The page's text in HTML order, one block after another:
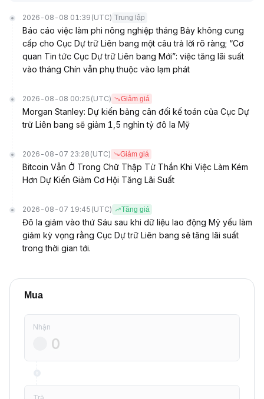
2026-08-08 01:39 (UTC) Trung lập
Báo cáo việc làm phi nông nghiệp tháng Bảy không cung
cấp cho Cục Dự trữ Liên bang một câu trả lời rõ ràng; “Cơ
quan Tin tức Cục Dự trữ Liên bang Mới”: việc tăng lãi suất
vào tháng Chín vẫn phụ thuộc vào lạm phát
2026-08-08 00:25 (UTC) Giảm giá
Morgan Stanley: Dự kiến bảng cân đối kế toán của Cục Dự
trữ Liên bang sẽ giảm 1,5 nghìn tỷ đô la Mỹ
2026-08-07 23:28 (UTC) Giảm giá
Bitcoin Vẫn Ở Trong Chữ Thập Tử Thần Khi Việc Làm Kém
Hơn Dự Kiến Giảm Cơ Hội Tăng Lãi Suất
2026-08-07 19:45 (UTC) Tăng giá
Đô la giảm vào thứ Sáu sau khi dữ liệu lao động Mỹ yếu làm
giảm kỳ vọng rằng Cục Dự trữ Liên bang sẽ tăng lãi suất
trong thời gian tới.
Mua
Nhận